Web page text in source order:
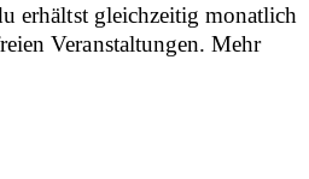
erhältst gleichzeitig monatlich
Veranstaltungen. Mehr